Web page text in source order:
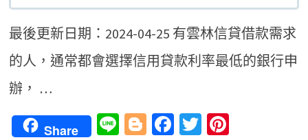
最後更新日期：2024-04-25 有雲林信貸借款需求
的人，通常都會選擇信用貸款利率最低的銀行申
辦， …
Share LineBlogger
Facebook
Twitter